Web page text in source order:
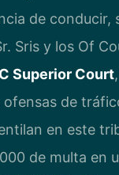
de conducir,
Sris y los Of
Superior Court
ofensas de
en este
de multa en